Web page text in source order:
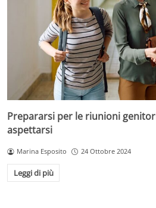
Prepararsi per le riunioni
aspettarsi
Marina Esposito 24 Ottobre 2024
Leggi di più